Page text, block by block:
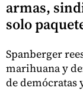
armas,
solo
Spanberger
marihuana y
de demócratas